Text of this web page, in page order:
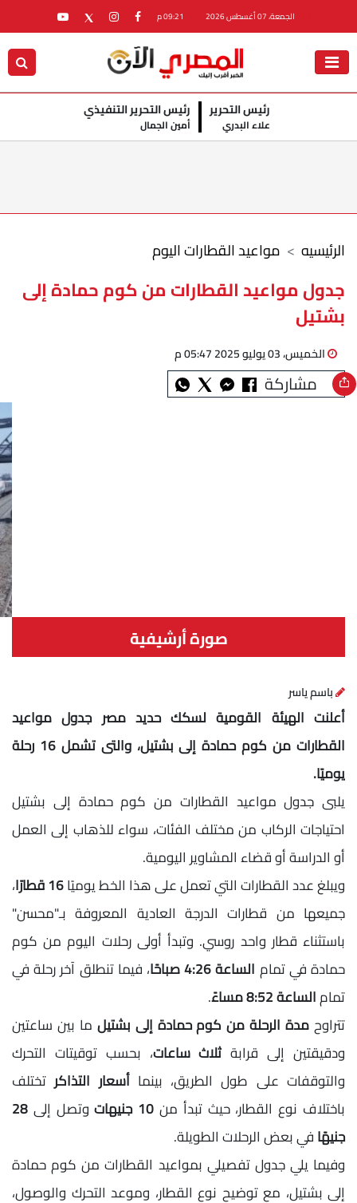
الجمعة، 07 أغسطس 2026
رئيس التحرير
علاء البدري
رئيس التحرير التنفيذي
أمين الجمال
مواعيد القطارات اليوم الرئيسيه
جدول مواعيد القطارات من كوم حمادة إلى
بشتيل
الخميس، 03 يوليو 2025 05:47 م
مشاركة
صورة أرشيفية
باسم ياسر
أعلنت الهيئة القومية لسكك حديد مصر جدول مواعيد
القطارات من كوم حمادة إلى بشتيل، والتى تشمل 16 رحلة
يوميًا.
يلبى جدول مواعيد القطارات من كوم حمادة إلى بشتيل
احتياجات الركاب من مختلف الفئات، سواء للذهاب إلى العمل
أو الدراسة أو قضاء المشاوير اليومية.
ويبلغ عدد القطارات التي تعمل على هذا الخط يوميًا16 قطارًا
،
جميعها من قطارات الدرجة العادية المعروفة بـ"محسن"
باستثناء قطار واحد روسي. وتبدأ أولى رحلات اليوم من كوم
حمادة في تمام الساعة 4:26 صباحًا
، فيما تنطلق آخر رحلة في
تمامالساعة 8:52 مساءً
.
تتراوحمدة الرحلة من كوم حمادة إلى بشتيل ما بين ساعتين
ودقيقتين إلى قرابة ثلاث ساعات، بحسب توقيتات التحرك
والتوقفات على طول الطريق، بينماأسعار التذاكرتختلف
باختلاف نوع القطار، حيث تبدأ من 10 جنيهات وتصل إلى 28
جنيهًافي بعض الرحلات الطويلة.
وفيما يلي جدول تفصيلي بمواعيد القطارات من كوم حمادة
إلى بشتيل، مع توضيح نوع القطار، وموعد التحرك والوصول،